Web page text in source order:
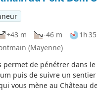
des distances sur
+43 m -46 m 1h 35
(Mayenne)
permet de pénétrer dans le
puis de suivre un
vous mène au Château